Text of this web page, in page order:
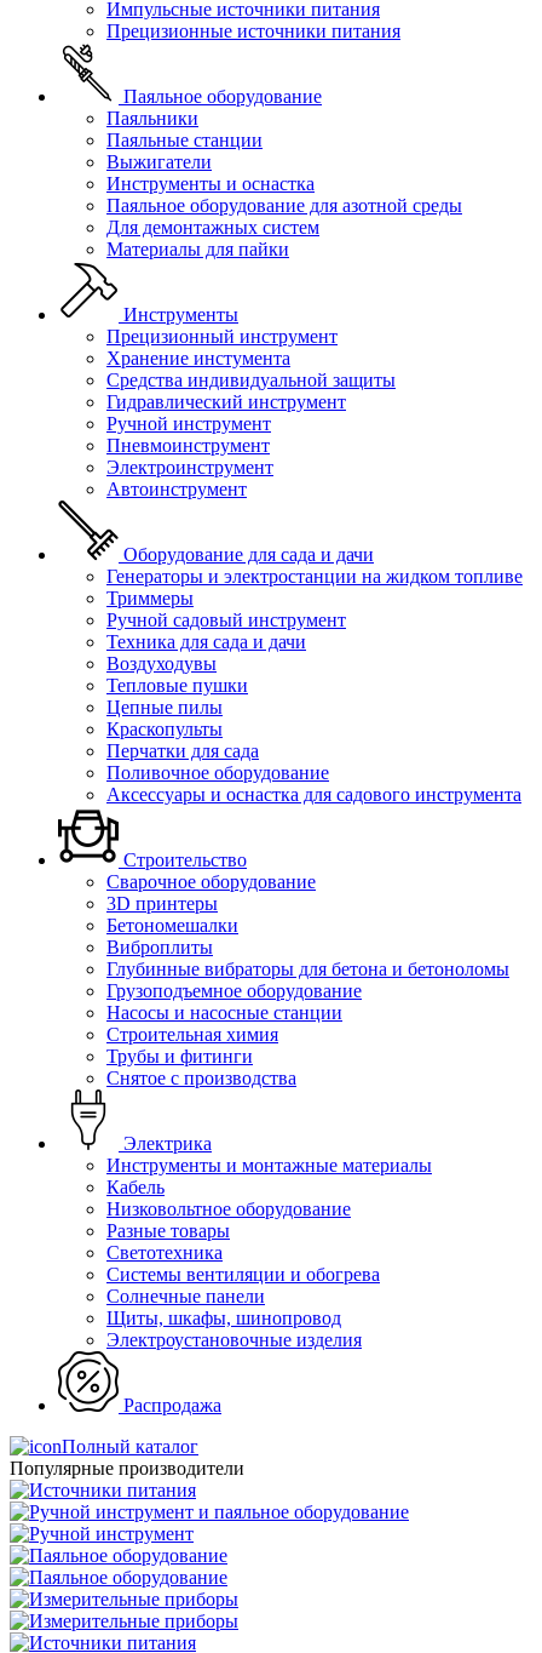
Импульсные источники питания
Прецизионные источники питания
Паяльное оборудование
Паяльники
Паяльные станции
Выжигатели
Инструменты и оснастка
Паяльное оборудование для азотной среды
Для демонтажных систем
Материалы для пайки
Инструменты
Прецизионный инструмент
Хранение инстумента
Средства индивидуальной защиты
Гидравлический инструмент
Ручной инструмент
Пневмоинструмент
Электроинструмент
Автоинструмент
Оборудование для сада и дачи
Генераторы и электростанции на жидком топливе
Триммеры
Ручной садовый инструмент
Техника для сада и дачи
Воздуходувы
Тепловые пушки
Цепные пилы
Краскопульты
Перчатки для сада
Поливочное оборудование
Аксессуары и оснастка для садового инструмента
Строительство
Сварочное оборудование
3D принтеры
Бетономешалки
Виброплиты
Глубинные вибраторы для бетона и бетоноломы
Грузоподъемное оборудование
Насосы и насосные станции
Строительная химия
Трубы и фитинги
Снятое с производства
Электрика
Инструменты и монтажные материалы
Кабель
Низковольтное оборудование
Разные товары
Светотехника
Системы вентиляции и обогрева
Солнечные панели
Щиты, шкафы, шинопровод
Электроустановочные изделия
Распродажа
Полный каталог
Популярные производители